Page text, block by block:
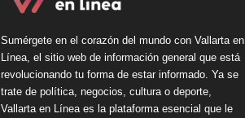
Sumérgete en el corazón del mundo con Vallarta en
Línea, el sitio web de información general que está
revolucionando tu forma de estar informado. Ya se
trate de política, negocios, cultura o deporte,
Vallarta en Línea es la plataforma esencial que le